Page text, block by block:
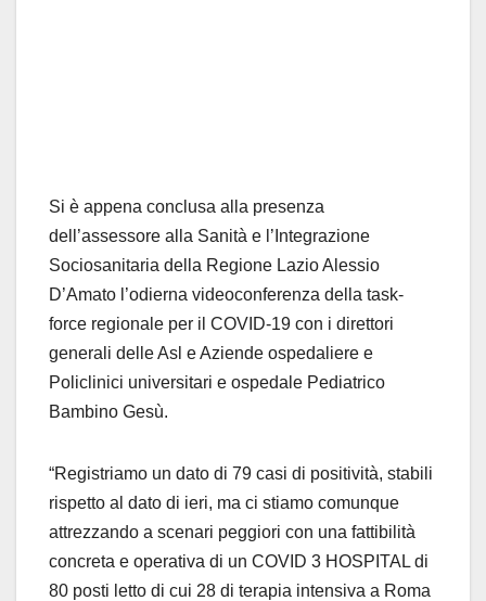
Si è appena conclusa alla presenza
dell’assessore alla Sanità e l’Integrazione
Sociosanitaria della Regione Lazio Alessio
D’Amato l’odierna videoconferenza della task-
force regionale per il COVID-19 con i direttori
generali delle Asl e Aziende ospedaliere e
Policlinici universitari e ospedale Pediatrico
Bambino Gesù.
“Registriamo un dato di 79 casi di positività, stabili
rispetto al dato di ieri, ma ci stiamo comunque
attrezzando a scenari peggiori con una fattibilità
concreta e operativa di un COVID 3 HOSPITAL di
80 posti letto di cui 28 di terapia intensiva a Roma